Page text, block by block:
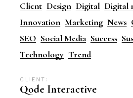
Client Design Digital Digital
Innovation Marketing News
SEO Social Media Success
Technology Trend
CLIENT:
Qode Interactive